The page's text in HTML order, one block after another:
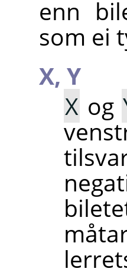
enn
som ei
X, Y
X og